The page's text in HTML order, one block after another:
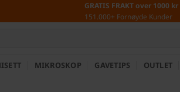
GRATIS FRAKT over 1000 kr
151.000+ Fornøyde Kunder
MIKROSKOP GAVETIPS OUTLET